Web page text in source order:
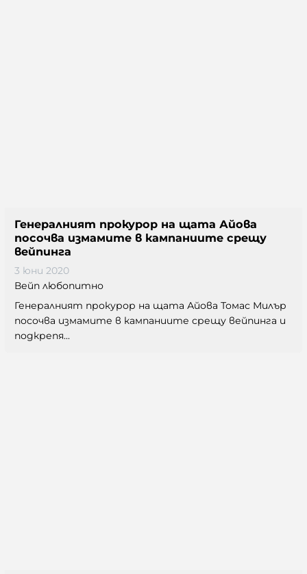
Генералният прокурор на щата Айова
посочва измамите в кампаниите срещу
вейпинга
3 юни 2020
Вейп любопитно
Генералният прокурор на щата Айова Томас Милър
посочва измамите в кампаниите срещу вейпинга и
подкрепя...